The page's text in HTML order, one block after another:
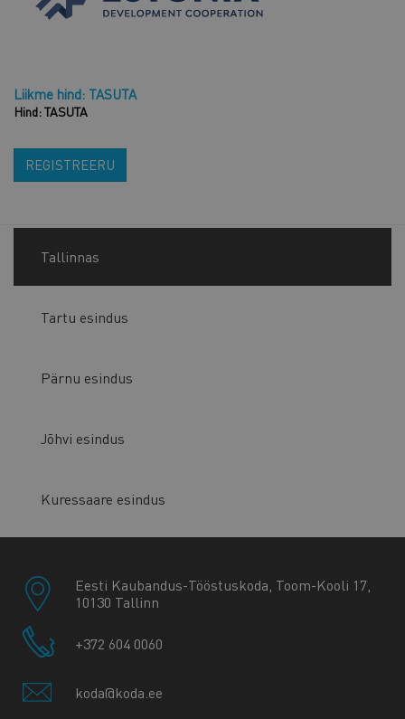
Liikme hind: TASUTA
Hind: TASUTA
REGISTREERU
Tallinnas
Tartu esindus
Pärnu esindus
Jõhvi esindus
Kuressaare esindus
Eesti Kaubandus-Tööstuskoda, Toom-Kooli 17,
10130 Tallinn
+372 604 0060
koda@koda.ee